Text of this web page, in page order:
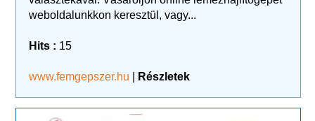
weboldalunkkon keresztül, vagy...
Hits : 15
www.femgepszer.hu Részletek